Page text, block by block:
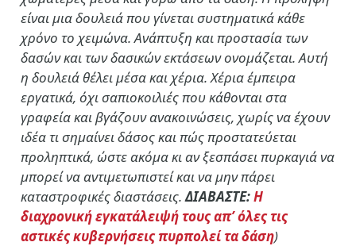
είναι μια δουλειά που γίνεται συστηματικά κάθε
χρόνο το χειμώνα. Ανάπτυξη και προστασία των
δασών και των δασικών εκτάσεων ονομάζεται. Αυτή
η δουλειά θέλει μέσα και χέρια. Χέρια έμπειρα
εργατικά, όχι σαπιοκοιλιές που κάθονται στα
γραφεία και βγάζουν ανακοινώσεις, χωρίς να έχουν
ιδέα τι σημαίνει δάσος και πώς προστατεύεται
προληπτικά, ώστε ακόμα κι αν ξεσπάσει πυρκαγιά να
μπορεί να αντιμετωπιστεί και να μην πάρει
καταστροφικές διαστάσεις.ΔΙΑΒΑΣΤΕ:Η
διαχρονική εγκατάλειψή τους απ’ όλες τις
αστικές κυβερνήσεις πυρπολεί τα δάση)